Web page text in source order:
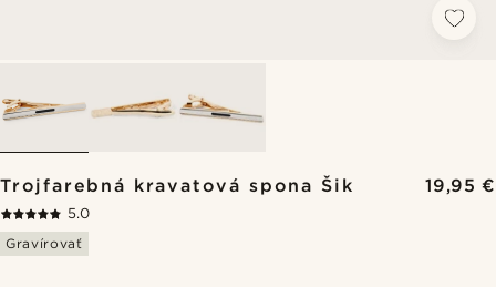
Trojfarebná kravatová spona Šik 19,95 €
5.0
Gravírovať